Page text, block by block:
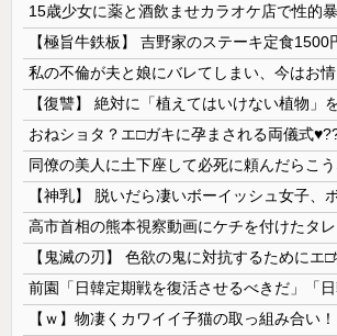
おねショタ？エ□ガキに孕まされる両儀式
同僚の美人に土下座して必死に頼んだらこ
【ｗ】物凄くカワイイ子猫の取っ組み合い！